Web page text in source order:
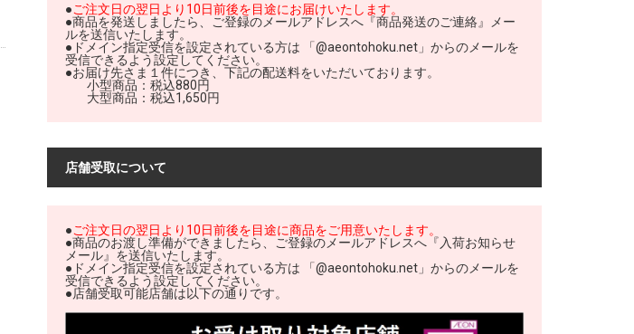
●ご注文日の翌日より10日前後を目途にお届けいたします。
●商品を発送しましたら、ご登録のメールアドレスへ『商品発送のご連絡』メー
ルを送信いたします。
●ドメイン指定受信を設定されている方は 「@aeontohoku.net」からのメールを
受信できるよう設定してください。
●お届け先さま１件につき、下記の配送料をいただいております。
店舗受取について
●ご注文日の翌日より10日前後を目途に商品をご用意いたします。
●商品のお渡し準備ができましたら、ご登録のメールアドレスへ『入荷お知らせ
メール』を送信いたします。
●ドメイン指定受信を設定されている方は 「@aeontohoku.net」からのメールを
受信できるよう設定してください。
●店舗受取可能店舗は以下の通りです。